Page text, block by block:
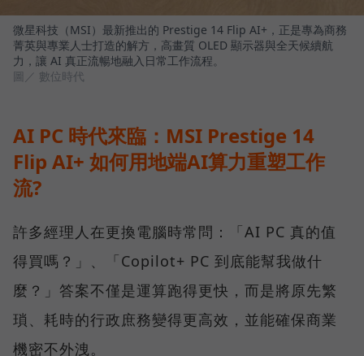
微星科技（MSI）最新推出的 Prestige 14 Flip AI+，正是專為商務
菁英與專業人士打造的解方，高畫質 OLED 顯示器與全天候續航
力，讓 AI 真正流暢地融入日常工作流程。
圖／ 數位時代
AI PC 時代來臨：MSI Prestige 14
Flip AI+ 如何用地端AI算力重塑工作
流?
許多經理人在更換電腦時常問：「AI PC 真的值
得買嗎？」、「Copilot+ PC 到底能幫我做什
麼？」答案不僅是運算跑得更快，而是將原先繁
瑣、耗時的行政庶務變得更高效，並能確保商業
機密不外洩。